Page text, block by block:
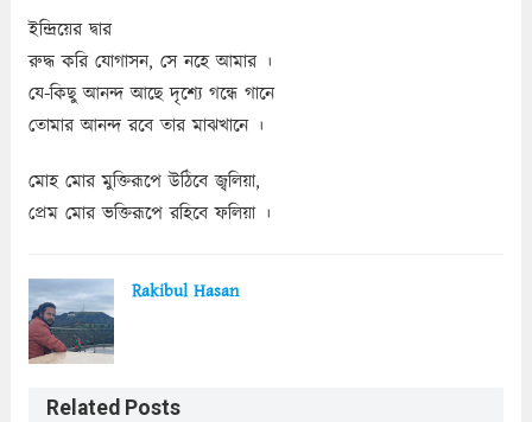
ইন্দ্রিয়ের দ্বার
রুদ্ধ করি যোগাসন, সে নহে আমার ।
যে-কিছু আনন্দ আছে দৃশ্যে গন্ধে গানে
তোমার আনন্দ রবে তার মাঝখানে ।
মোহ মোর মুক্তিরূপে উঠিবে জ্বলিয়া,
প্রেম মোর ভক্তিরূপে রহিবে ফলিয়া ।
Rakibul Hasan
Related Posts